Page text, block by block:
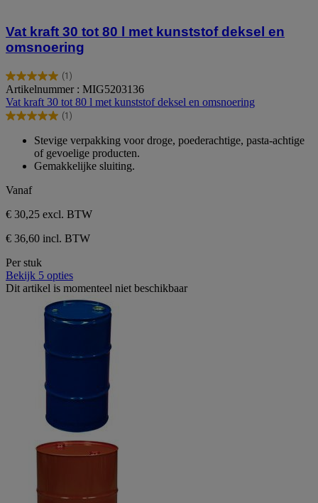
Vat kraft 30 tot 80 l met kunststof deksel en
omsnoering
(1)
5.0
van
de
5
beoordeling
Artikelnummer : MIG5203136
Vat kraft 30 tot 80 l met kunststof deksel en omsnoering
(1)
5.0
sterren.
1
Stevige verpakking voor droge, poederachtige, pasta-achtige
of gevoelige producten.
Gemakkelijke sluiting.
Vanaf
€ 30,25 excl. BTW
€ 36,60 incl. BTW
Per stuk
Bekijk 5 opties
Dit artikel is momenteel niet beschikbaar